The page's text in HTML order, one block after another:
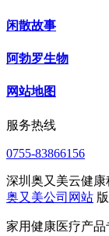
闲散故事
阿勃罗生物
网站地图
服务热线
0755-83866156
深圳奥又美云健
奥又美公司网站
家用健康医疗产